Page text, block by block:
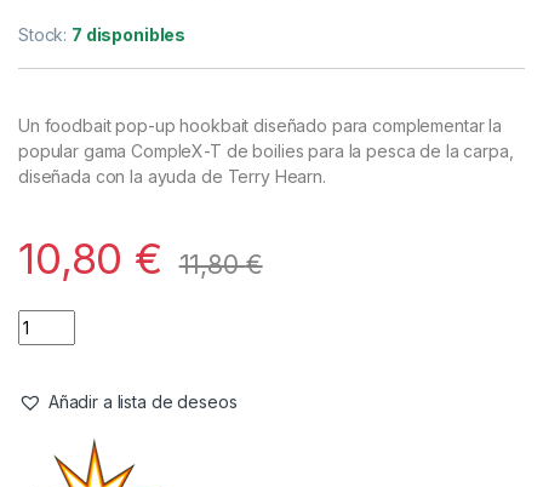
Cebos Pop-Ups
Dynamite Baits CompleX-T Pop Ups
Referencia del Proveedor:
Stock:
popular gama CompleX-T de boilies para la pesca de la carpa,
diseñada con la ayuda de Terry Hearn.